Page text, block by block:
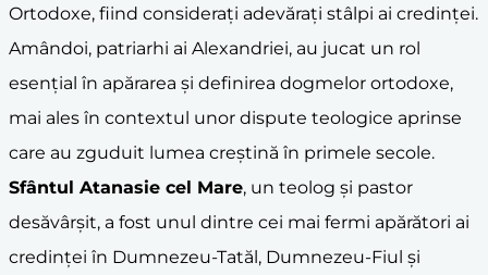
Ortodoxe, fiind considerați adevărați stâlpi ai credinței.
Amândoi, patriarhi ai Alexandriei, au jucat un rol
esențial în apărarea și definirea dogmelor ortodoxe,
mai ales în contextul unor dispute teologice aprinse
care au zguduit lumea creștină în primele secole.
Sfântul Atanasie cel Mare, un teolog și pastor
desăvârșit, a fost unul dintre cei mai fermi apărători ai
credinței în Dumnezeu-Tatăl, Dumnezeu-Fiul și